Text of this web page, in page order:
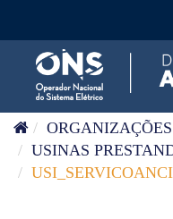
ORGANIZAÇÕES
USINAS